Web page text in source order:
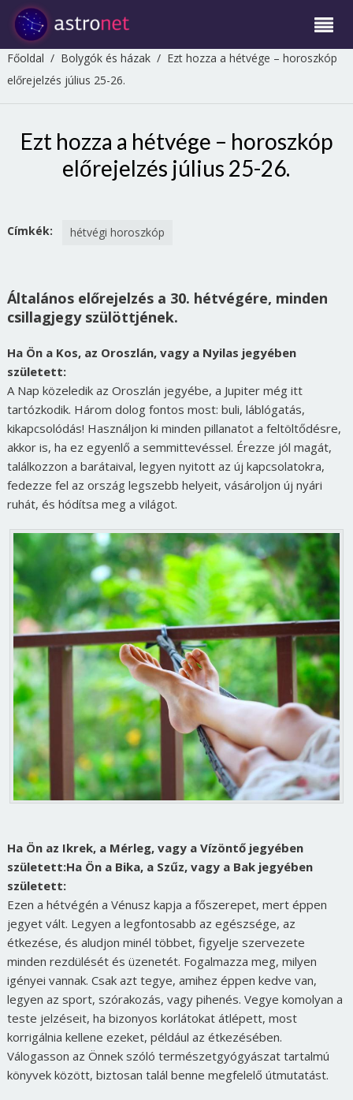
Főoldal / Bolygók és házak/ Ezt hozza a hétvége – horoszkóp
előrejelzés július 25-26.
Ezt hozza a hétvége – horoszkóp
előrejelzés július 25-26.
Címkék: hétvégi horoszkóp
Általános előrejelzés a 30. hétvégére, minden
csillagjegy szülöttjének.
Ha Ön a Kos, az Oroszlán, vagy a Nyilas jegyében
született:
A Nap közeledik az Oroszlán jegyébe, a Jupiter még itt
tartózkodik. Három dolog fontos most: buli, láblógatás,
kikapcsolódás! Használjon ki minden pillanatot a feltöltődésre,
akkor is, ha ez egyenlő a semmittevéssel. Érezze jól magát,
találkozzon a barátaival, legyen nyitott az új kapcsolatokra,
fedezze fel az ország legszebb helyeit, vásároljon új nyári
ruhát, és hódítsa meg a világot.
Ha Ön az Ikrek, a Mérleg, vagy a Vízöntő jegyében
született:Ha Ön a Bika, a Szűz, vagy a Bak jegyében
született:
Ezen a hétvégén a Vénusz kapja a főszerepet, mert éppen
jegyet vált. Legyen a legfontosabb az egészsége, az
étkezése, és aludjon minél többet, figyelje szervezete
minden rezdülését és üzenetét. Fogalmazza meg, milyen
igényei vannak. Csak azt tegye, amihez éppen kedve van,
legyen az sport, szórakozás, vagy pihenés. Vegye komolyan a
teste jelzéseit, ha bizonyos korlátokat átlépett, most
korrigálnia kellene ezeket, például az étkezésében.
Válogasson az Önnek szóló természetgyógyászat tartalmú
könyvek között, biztosan talál benne megfelelő útmutatást.